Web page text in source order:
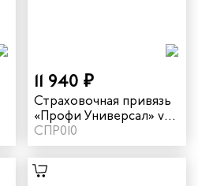
11 940 ₽
Страховочная привязь
«Профи Универсал» vnt
052
СПР010